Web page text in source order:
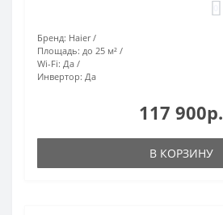
Бренд: Haier
Площадь: до 25 м²
Wi-Fi: Да
Инвертор: Да
117 900р.
В КОРЗИНУ